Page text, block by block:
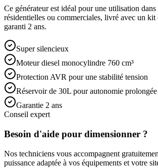
Ce générateur est idéal pour une utilisation dans
résidentielles ou commerciales, livré avec un kit
garanti 2 ans.
Super silencieux
Moteur diesel monocylindre 760 cm³
Protection AVR pour une stabilité tension
Réservoir de 30L pour autonomie prolongée
Garantie 2 ans
Conseil expert
Besoin d'aide pour dimensionner ?
Nos techniciens vous accompagnent
puissance adaptée à vos équipements et votre